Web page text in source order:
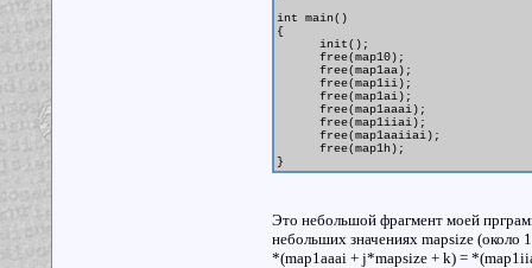
int main()
{
init();
free(map10);
free(map1aa);
free(map1ii);
free(map1ai);
free(map1aaai);
free(map1iiai);
free(map1aaiiai);
free(map1h);
}
Это небольшой фрагмент моей
небольших значениях mapsize (около
*(map1aaai + j*mapsize + k) =